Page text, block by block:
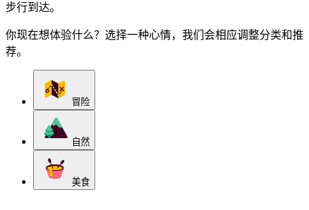
步行到达。
你现在想体验什么？选择一种心情，我们会相应调整分类和推
荐。
冒险
自然
美食